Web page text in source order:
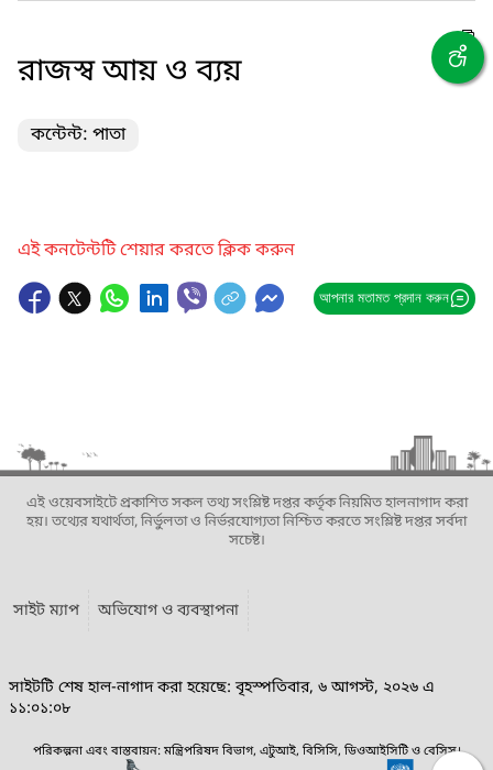
রাজস্ব আয় ও ব্যয়
কন্টেন্ট: পাতা
এই কনটেন্টটি শেয়ার করতে ক্লিক করুন
আপনার মতামত প্রদান করুন
এই ওয়েবসাইটে প্রকাশিত সকল তথ্য সংশ্লিষ্ট দপ্তর কর্তৃক নিয়মিত হালনাগাদ করা
হয়। তথ্যের যথার্থতা, নির্ভুলতা ও নির্ভরযোগ্যতা নিশ্চিত করতে সংশ্লিষ্ট দপ্তর সর্বদা
সচেষ্ট।
সাইট ম্যাপ অভিযোগ ও ব্যবস্থাপনা
সাইটটি শেষ হাল-নাগাদ করা হয়েছে: বৃহস্পতিবার, ৬ আগস্ট, ২০২৬ এ
১১:০১:০৮
পরিকল্পনা এবং বাস্তবায়ন: মন্ত্রিপরিষদ বিভাগ, এটুআই, বিসিসি, ডিওআইসিটি ও বেসিস।